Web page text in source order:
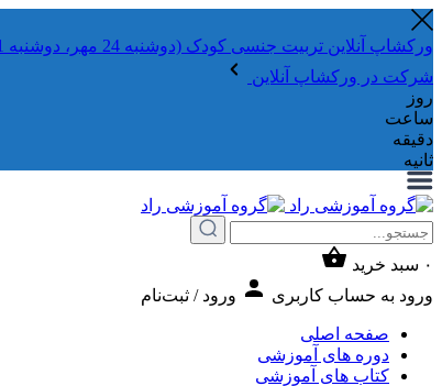
ورکشاپ آنلاین تربیت جنسی کودک (دوشنبه 24 مهر، دوشنبه 1 آبان) - جهت ثبت نام کلیک نمایید
شرکت در ورکشاپ آنلاین
روز
ساعت
دقیقه
ثانیه
۰ سبد خرید
ورود به حساب کاربری
ورود / ثبت‌نام
صفحه اصلی
دوره های آموزشی
کتاب های آموزشی